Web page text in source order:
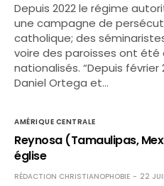
Depuis 2022 le régime
une campagne de
catholique; des
voire des paroisses ont
nationalisés. “Depuis
Daniel Ortega et…
AMÉRIQUE CENTRALE
Reynosa (Tamaulipas,
église
RÉDACTION CHRISTIANOPHOBIE 22